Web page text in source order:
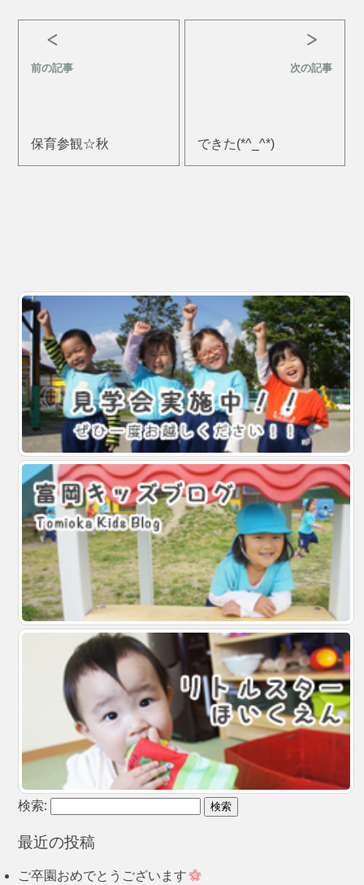
前の記事
保育参観☆秋
次の記事
できた(*^_^*)
検索:
最近の投稿
ご卒園おめでとうございます